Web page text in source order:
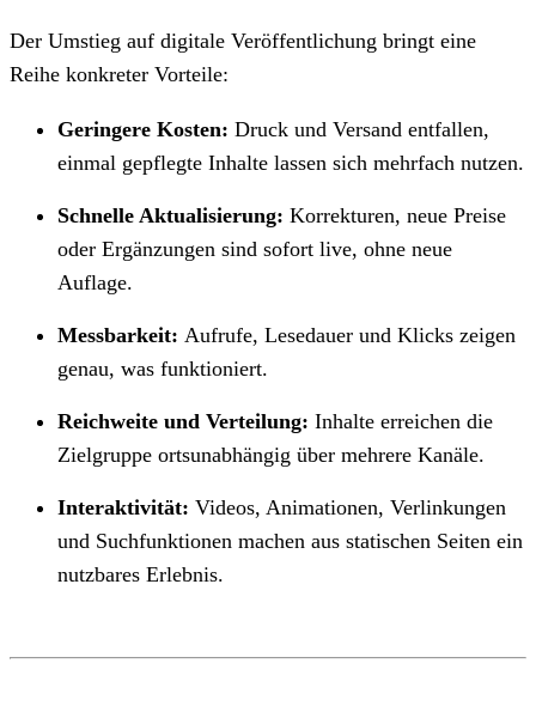
Der Umstieg auf digitale Veröffentlichung bringt eine
Reihe konkreter Vorteile:
Geringere Kosten: Druck und Versand entfallen,
einmal gepflegte Inhalte lassen sich mehrfach nutzen.
Schnelle Aktualisierung: Korrekturen, neue Preise
oder Ergänzungen sind sofort live, ohne neue
Auflage.
Messbarkeit: Aufrufe, Lesedauer und Klicks zeigen
genau, was funktioniert.
Reichweite und Verteilung: Inhalte erreichen die
Zielgruppe ortsunabhängig über mehrere Kanäle.
Interaktivität: Videos, Animationen, Verlinkungen
und Suchfunktionen machen aus statischen Seiten ein
nutzbares Erlebnis.